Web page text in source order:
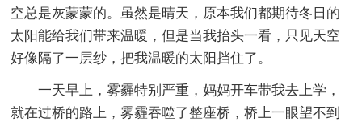
空总是灰蒙蒙的。虽然是晴天，原本我们都期待冬日的
太阳能给我们带来温暖，但是当我抬头一看，只见天空
好像隔了一层纱，把我温暖的太阳挡住了。
一天早上，雾霾特别严重，妈妈开车带我去上学，
就在过桥的路上，雾霾吞噬了整座桥，桥上一眼望不到